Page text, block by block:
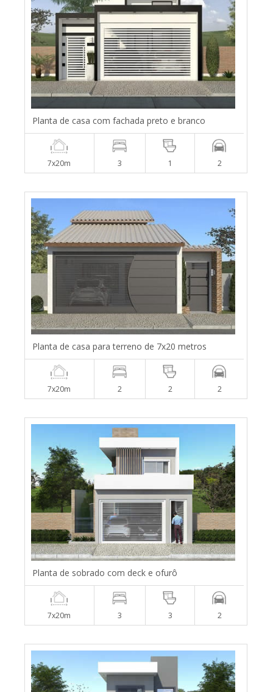
Planta de casa com fachada preto e branco
7x20m 3 1 2
Planta de casa para terreno de 7x20 metros
7x20m 2 2 2
Planta de sobrado com deck e ofurô
7x20m 3 3 2